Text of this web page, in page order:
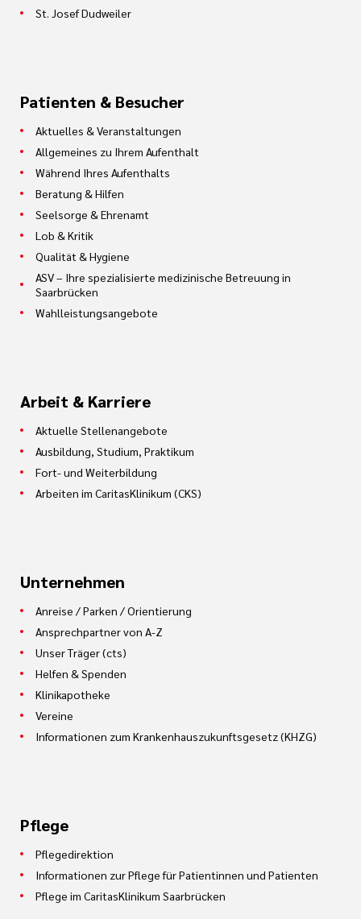
St. Josef Dudweiler
Patienten & Besucher
Aktuelles & Veranstaltungen
Allgemeines zu Ihrem Aufenthalt
Während Ihres Aufenthalts
Beratung & Hilfen
Seelsorge & Ehrenamt
Lob & Kritik
Qualität & Hygiene
ASV – Ihre spezialisierte medizinische Betreuung in
Saarbrücken
Wahlleistungsangebote
Arbeit & Karriere
Aktuelle Stellenangebote
Ausbildung, Studium, Praktikum
Fort- und Weiterbildung
Arbeiten im CaritasKlinikum (CKS)
Unternehmen
Anreise / Parken / Orientierung
Ansprechpartner von A-Z
Unser Träger (cts)
Helfen & Spenden
Klinikapotheke
Vereine
Informationen zum Krankenhauszukunftsgesetz (KHZG)
Pflege
Pflegedirektion
Informationen zur Pflege für Patientinnen und Patienten
Pflege im CaritasKlinikum Saarbrücken